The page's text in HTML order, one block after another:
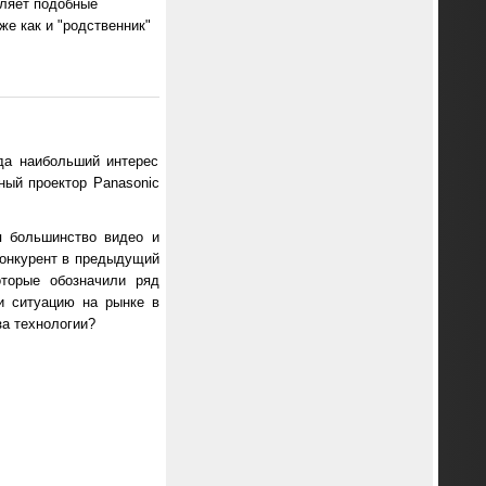
подобные
как и "родственник"
наибольший интерес
проектор Panasonic
большинство видео и
в предыдущий
обозначили ряд
ситуацию на рынке в
технологии?